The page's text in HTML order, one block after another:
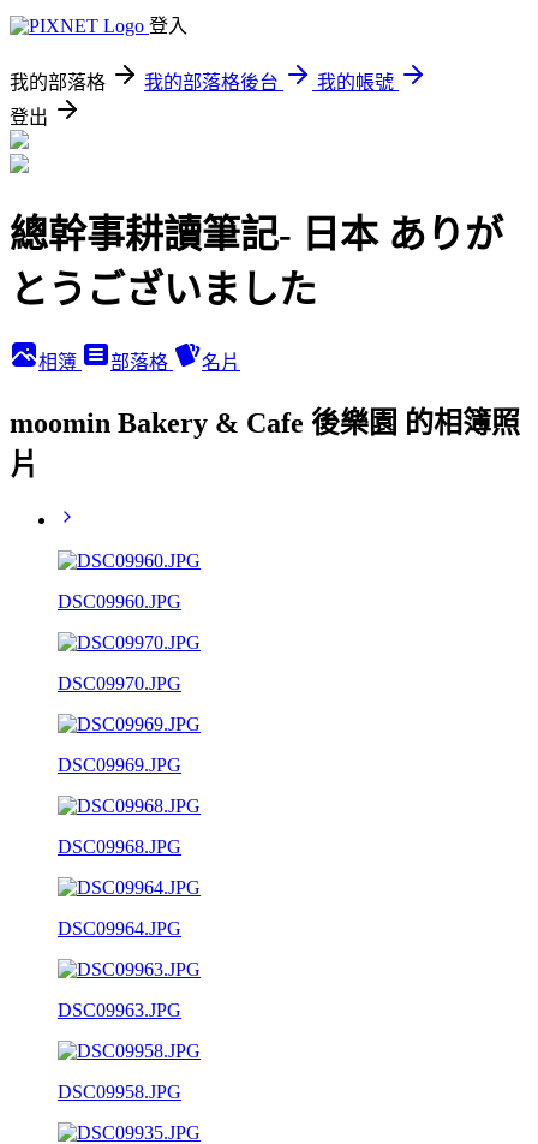
登入
我的部落格 我的部落格後台
我的帳號
登出
總幹事耕讀筆記- 日本 ありが
とうございました
相簿 部落格 名片
moomin Bakery & Cafe 後樂園 的相簿照
片
DSC09960.JPG
DSC09970.JPG
DSC09969.JPG
DSC09968.JPG
DSC09964.JPG
DSC09963.JPG
DSC09958.JPG